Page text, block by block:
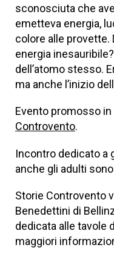
sconosciuta che
emetteva energia,
colore alle provette.
energia
dell’atomo stesso.
ma anche l’inizio
Evento promosso
Controvento.
Incontro dedicato a
anche gli adulti
Storie Controvento
Benedettini di
dedicata alle tavole
maggiori